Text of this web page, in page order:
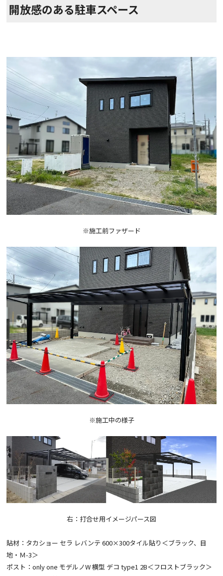
開放感のある駐車スペース
※施工前ファザード
※施工中の様子
右：打合せ用イメージパース図
貼材：タカショー セラ レバンテ 600×300タイル貼り＜ブラック、目
地・Ｍ-3＞
ポスト：only one モデルノW 横型 デコ type1 2B＜フロストブラック＞